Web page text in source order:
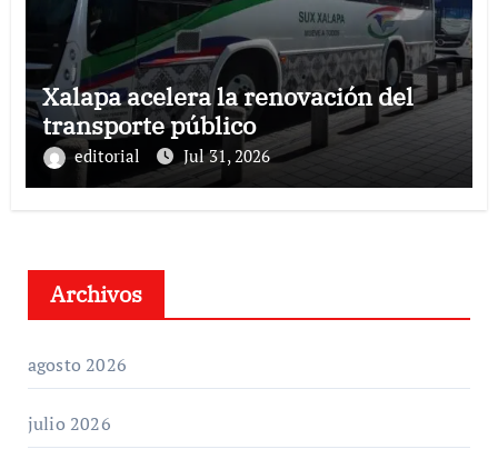
Xalapa acelera la renovación del
transporte público
editorial Jul 31, 2026
Archivos
agosto 2026
julio 2026